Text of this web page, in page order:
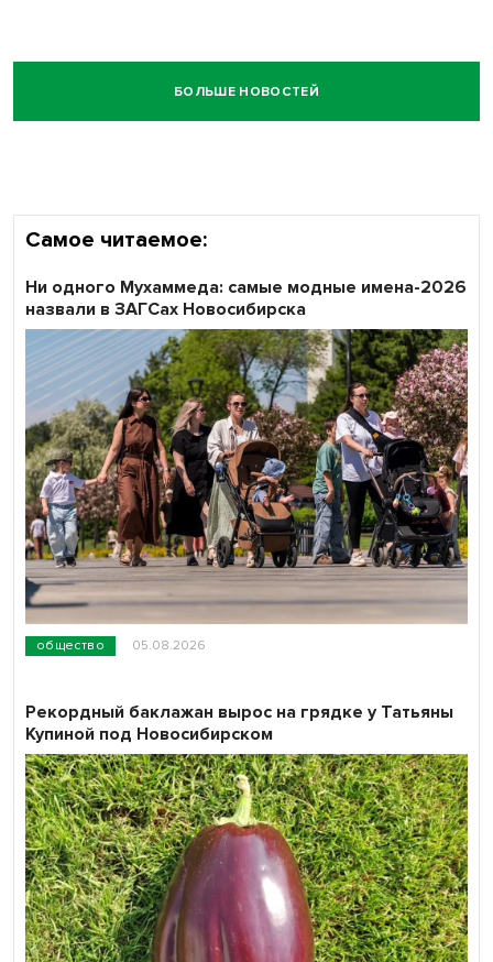
БОЛЬШЕ НОВОСТЕЙ
Самое читаемое:
общество 05.08.2026
Ни одного Мухаммеда: самые модные имена-2026
назвали в ЗАГСах Новосибирска
Рекордный баклажан вырос на грядке у Татьяны
Купиной под Новосибирском